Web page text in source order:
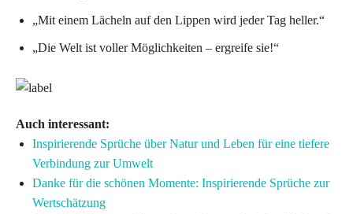
„Mit einem Lächeln auf den Lippen wird jeder Tag heller.“
„Die Welt ist voller Möglichkeiten – ergreife sie!“
Auch interessant:
Inspirierende Sprüche über Natur und Leben für eine tiefere
Verbindung zur Umwelt
Danke für die schönen Momente: Inspirierende Sprüche zur
Wertschätzung